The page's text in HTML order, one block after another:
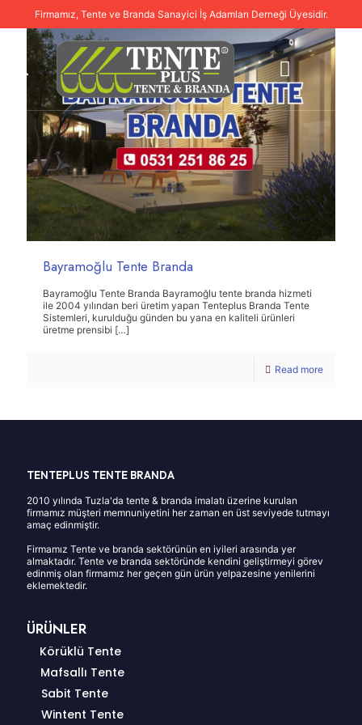
Firmamız, Tente ve Branda Sanayici İş Adamları Derneği Üyesidir.
Bayramoğlu Tente Branda
Bayramoğlu Tente Branda Bayramoğlu tente branda hizmeti
ile 2004 yılından beri üretim yapan Tenteplus Branda Tente
Sistemleri, kurulduğu günden bu yana en kaliteli ürünleri
üretme prensibi […]
Read more
TENTEPLUS TENTE BRANDA
2010 yılında Tuzla'da tente & branda imalatı üzerine kurulan
firmamız müşteri memnuniyetini her zaman en üst seviyede tutmayı
amaç edinmiştir.
Firmamız Tente ve branda sektörünün en iyileri arasında yer
almaktadır. Tente ve branda sektöründe kendini geliştirmeyi görev
edinmiş olan firmamız her geçen gün ürün yelpazesine yenilerini
eklemektedir.
ÜRÜNLER
Körüklü Tente
Mafsallı Tente
Sabit Tente
Wintent Tente